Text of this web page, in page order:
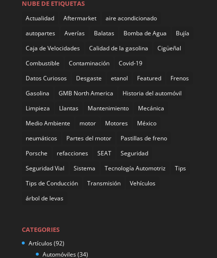
NUBE DE ETIQUETAS
Actualidad Aftermarket
aire acondicionado
autopartes
Averías Balatas Bomba de Agua
Bujía
Caja de Velocidades
Calidad de la gasolina
Cigüeñal
Combustible
Contaminación
Covid-19
Datos Curiosos
Desgaste etanol Featured
Frenos
Gasolina
GMB North America
Historia del automóvil
Limpieza
Llantas Mantenimiento
Mecánica
Medio Ambiente
motor Motores
México
neumáticos
Partes del motor
Pastillas de freno
Porsche
refacciones SEAT
Seguridad
Seguridad Vial
Sistema Tecnología Automotriz
Tips
Tips de Conducción
Transmisión
Vehículos
árbol de levas
CATEGORIES
Artículos(92)
Automóviles(34)